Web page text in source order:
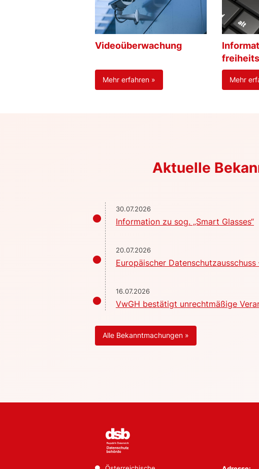
Videoüberwachung
Mehr erfahren » Mehr
Aktuelle
30.07.2026
Information zu sog. „Smart Glasses“
20.07.2026
Europäischer
16.07.2026
VwGH bestätigt unrechtmäßige
Alle Bekanntmachungen »